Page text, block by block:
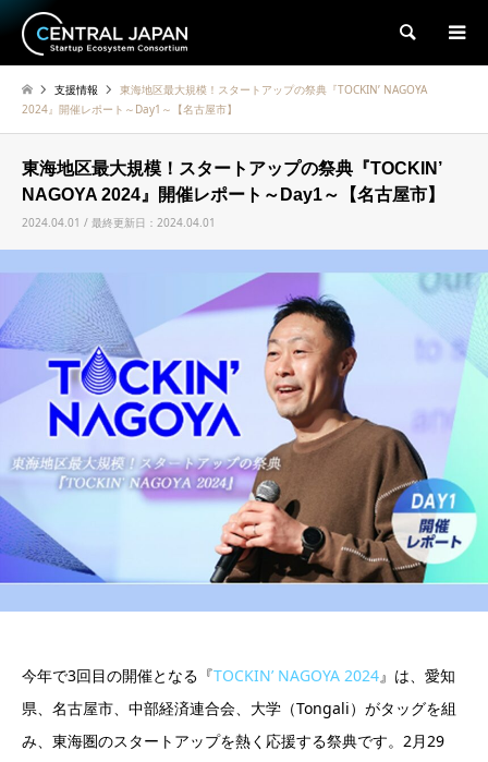
検索
支援情報
東海地区最大規模！スタートアップの祭典『TOCKIN’ NAGOYA
2024』開催レポート～Day1～【名古屋市】
東海地区最大規模！スタートアップの祭典『TOCKIN’
NAGOYA 2024』開催レポート～Day1～【名古屋市】
2024.04.01 / 最終更新日：2024.04.01
今年で3回目の開催となる『TOCKIN’ NAGOYA 2024』は、愛知
県、名古屋市、中部経済連合会、大学（Tongali）がタッグを組
み、東海圏のスタートアップを熱く応援する祭典です。2月29